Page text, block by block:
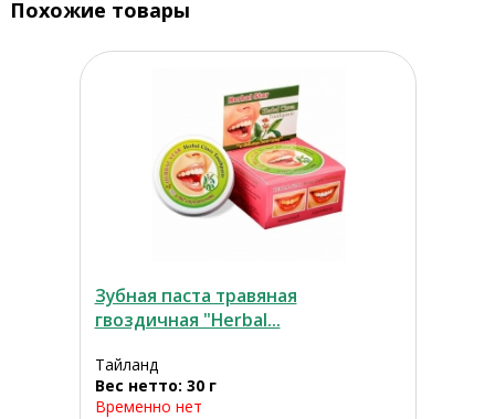
Похожие товары
Зубная паста травяная
гвоздичная "Herbal...
Тайланд
Вес нетто: 30 г
Временно нет